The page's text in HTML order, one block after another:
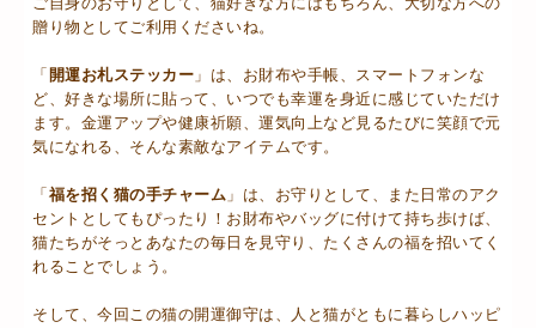
贈り物としてご利用くださいね。
「 開運お札ステッカー 」は、お財布や手帳、スマートフォンな
ど、好きな場所に貼って、いつでも幸運を身近に感じていただけ
ます。金運アップや健康祈願、運気向上など見るたびに笑顔で元
気になれる、そんな素敵なアイテムです。
「 福を招く猫の手チャーム 」は、お守りとして、また日常のアク
セントとしてもぴったり！お財布やバッグに付けて持ち歩けば、
猫たちがそっとあなたの毎日を見守り、たくさんの福を招いてく
れることでしょう。
そして、今回この猫の開運御守は、人と猫がともに暮らしハッピ